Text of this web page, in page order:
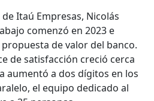
Itaú Empresas, Nicolás
comenzó en 2023 e
de valor del banco.
de satisfacción creció cerca
aumentó a dos dígitos en los
el equipo dedicado al